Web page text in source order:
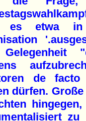
es etwa in
de
dürfen.